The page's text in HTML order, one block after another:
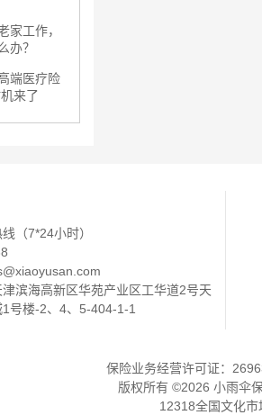
家工作，
办？
端医疗险
来了
（7*24小时）
滨海高新区华苑产业区工华道2号天
号楼-2、4、5-404-1-1
保险业务经营许可证：
版权所有 ©2026 小雨伞
12318全国文化市